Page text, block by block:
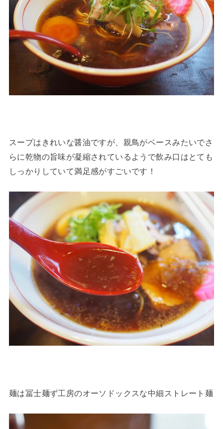
スープはきれいな醤油ですが、親鳥がベースみたいでさ
らに乾物の旨味が凝縮されているようで飲み口はとても
しっかりしていて満足感がすごいです！
麺は冨士麺ず工房のオーソドックスな中細ストレート麺